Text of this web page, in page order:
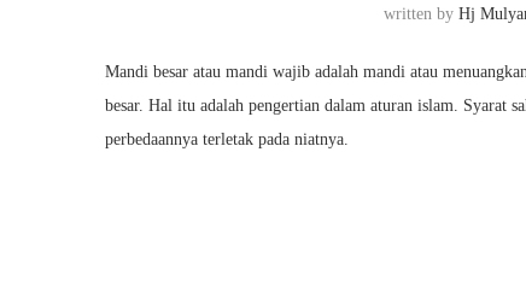
written byHj
Mandi besar atau mandi wajib adalah mandi atau
besar. Hal itu adalah pengertian dalam aturan islam. Syarat
perbedaannya terletak pada niatnya.